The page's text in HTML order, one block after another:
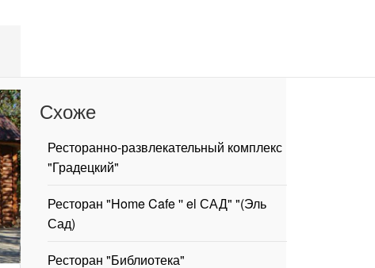
Схоже
Ресторанно-развлекательный комплекс
"Градецкий"
Ресторан "Home Cafe '' el САД" "(Эль
Сад)
Ресторан "Библиотека"